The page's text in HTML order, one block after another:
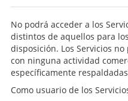
No podrá acceder a los
distintos de aquellos para
disposición. Los Servicios
con ninguna actividad
específicamente
Como usuario de los